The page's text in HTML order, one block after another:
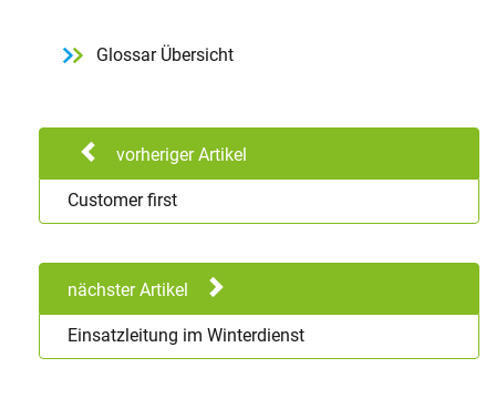
Glossar Übersicht
vorheriger Artikel
Customer first
nächster Artikel
Einsatzleitung im Winterdienst